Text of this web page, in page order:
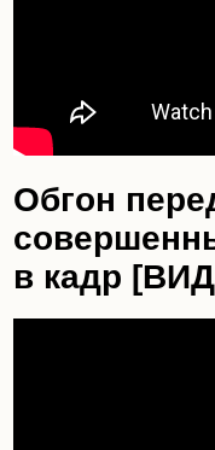
Обгон
в кадр